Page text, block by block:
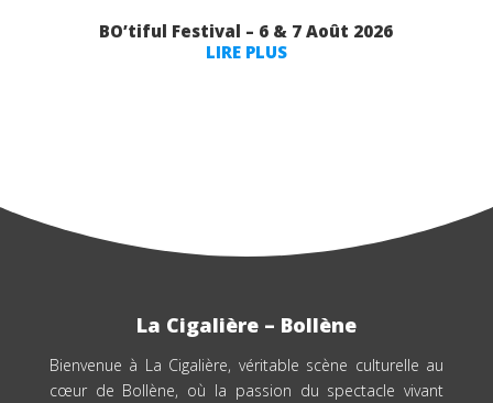
BO’tiful Festival – 6 & 7 Août 2026
LIRE PLUS
La Cigalière – Bollène
Bienvenue à La Cigalière, véritable scène culturelle au
cœur de Bollène, où la passion du spectacle vivant